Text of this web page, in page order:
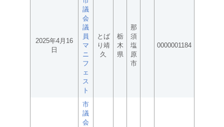
2025年4月16
日
議
会
議
員
マ
ニ
フ
ェ
ス
ト
とば
り靖
久
栃
木
県
那
須
塩
原
市
0000001184
市
議
会